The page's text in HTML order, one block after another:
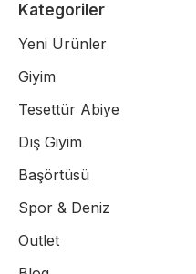
Kategoriler
Yeni Ürünler
Giyim
Tesettür Abiye
Dış Giyim
Başörtüsü
Spor & Deniz
Outlet